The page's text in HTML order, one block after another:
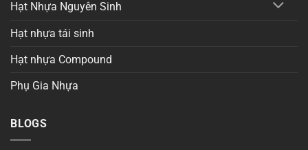
Hạt Nhựa Nguyên Sinh
Hạt nhựa tái sinh
Hạt nhựa Compound
Phụ Gia Nhựa
BLOGS